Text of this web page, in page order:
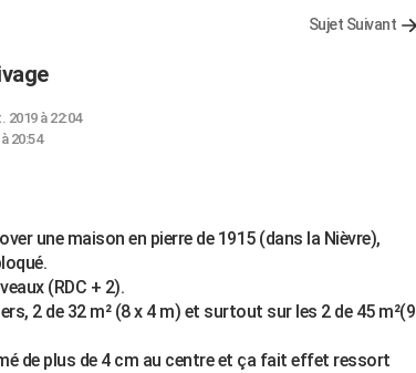
Sujet Suivant
2019 à 22:04
20:54
une maison en pierre de 1915 (dans la Nièvre),
(RDC + 2).
2 de 32 m² (8 x 4 m) et surtout sur les 2 de 45 m²(9
de plus de 4 cm au centre et ça fait effet ressort